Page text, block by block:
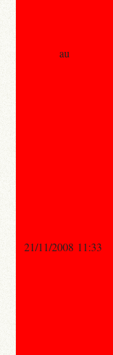
au
21/11/2008 11:33